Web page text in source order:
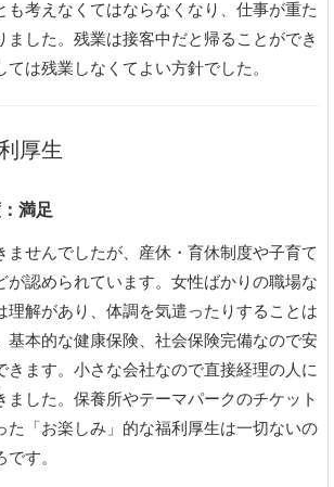
も考えなくてはならなくなり、仕事が重た
ました。残業は接客中だと帰ることができ
ては残業しなくてよい方針でした。
厚生
満足
ませんでしたが、産休・育休制度や子育て
が認められています。女性ばかりの職場な
理解があり、体調を気遣ったりすることは
基本的な健康保険、社会保険完備なので安
きます。小さな会社なので直接経理の人に
ました。保養所やテーマパークのチケット
た「お楽しみ」的な福利厚生は一切ないの
す。